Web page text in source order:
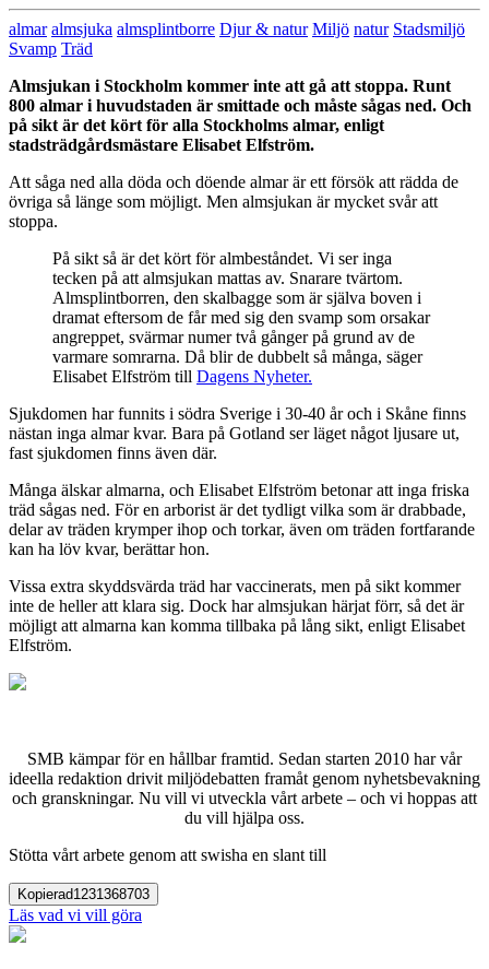
almar almsjuka almsplintborre Djur & natur Miljö natur Stadsmiljö
Svamp Träd
Almsjukan i Stockholm kommer inte att gå att stoppa. Runt
800 almar i huvudstaden är smittade och måste sågas ned. Och
på sikt är det kört för alla Stockholms almar, enligt
stadsträdgårdsmästare Elisabet Elfström.
Att såga ned alla döda och döende almar är ett försök att rädda de
övriga så länge som möjligt. Men almsjukan är mycket svår att
stoppa.
På sikt så är det kört för almbeståndet. Vi ser inga
tecken på att almsjukan mattas av. Snarare tvärtom.
Almsplintborren, den skalbagge som är själva boven i
dramat eftersom de får med sig den svamp som orsakar
angreppet, svärmar numer två gånger på grund av de
varmare somrarna. Då blir de dubbelt så många, säger
Elisabet Elfström till Dagens Nyheter.
Sjukdomen har funnits i södra Sverige i 30-40 år och i Skåne finns
nästan inga almar kvar. Bara på Gotland ser läget något ljusare ut,
fast sjukdomen finns även där.
Många älskar almarna, och Elisabet Elfström betonar att inga friska
träd sågas ned. För en arborist är det tydligt vilka som är drabbade,
delar av träden krymper ihop och torkar, även om träden fortfarande
kan ha löv kvar, berättar hon.
Vissa extra skyddsvärda träd har vaccinerats, men på sikt kommer
inte de heller att klara sig. Dock har almsjukan härjat förr, så det är
möjligt att almarna kan komma tillbaka på lång sikt, enligt Elisabet
Elfström.
SMB kämpar för en hållbar framtid. Sedan starten 2010 har vår
ideella redaktion drivit miljödebatten framåt genom nyhetsbevakning
och granskningar. Nu vill vi utveckla vårt arbete – och vi hoppas att
du vill hjälpa oss.
Stötta vårt arbete genom att swisha en slant till
Kopierad1231368703
Läs vad vi vill göra